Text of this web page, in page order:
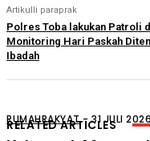
Artikulli paraprak
Polres Toba lakukan Patroli
Monitoring Hari Paskah
Ibadah
RELATED ARTICLES
RUMAHRAKYAT - 31 JULI 2026